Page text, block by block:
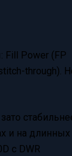
Power (FP
through).
и на длинных
с DWR